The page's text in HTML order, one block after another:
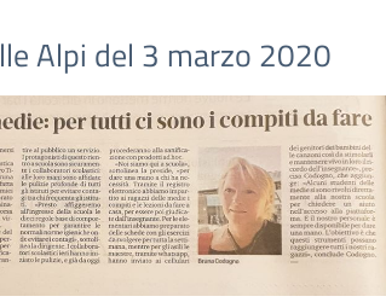
Alpi del 3 marzo 2020